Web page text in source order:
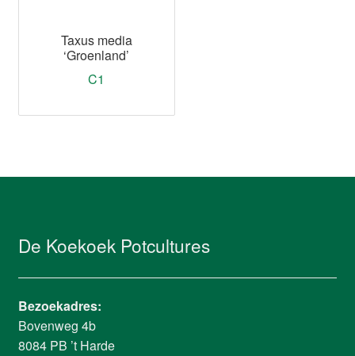
Taxus media
‘Groenland’
C1
De Koekoek Potcultures
Bezoekadres:
Bovenweg 4b
8084 PB ’t Harde